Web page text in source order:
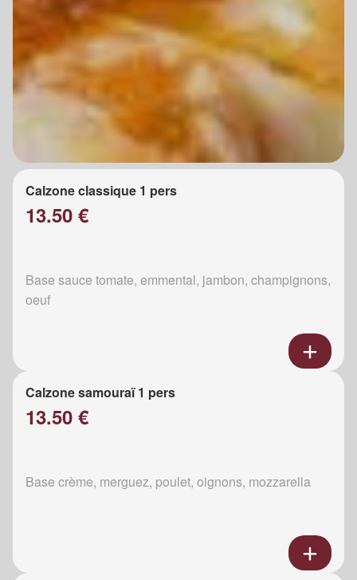
Calzone classique 1 pers
13.50 €
Base sauce tomate, emmental, jambon, champignons,
oeuf
Calzone samouraï 1 pers
13.50 €
Base crème, merguez, poulet, oignons, mozzarella